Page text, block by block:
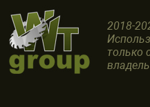
2018-
только